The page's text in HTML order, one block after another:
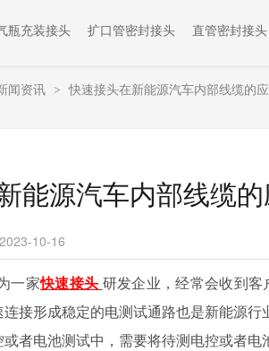
瓶充装接头 扩口管密封接头 直管密封接头
闻资讯 > 快速接头在新能源汽车内部线缆的
能源汽车内部线缆
10-16
一家快速接头 研发企业，经常会收到
接形成稳定的电测试通路也是新能源行
者电池测试中，需要将待测电控或者